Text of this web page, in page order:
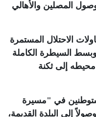
المصلين والأهالي
الاحتلال المستمرة
وبسط السيطرة الكاملة
إلى ثكنة
في "مسيرة
إلى البلدة القديمة،